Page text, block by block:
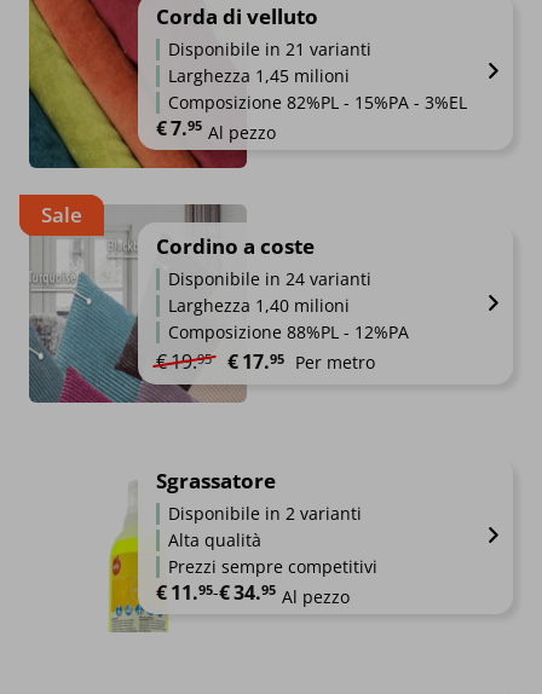
Corda di velluto
Disponibile in 21 varianti
Larghezza 1,45 milioni
Composizione 82%PL - 15%PA - 3%EL
€7.95 Al pezzo
Sale
Cordino a coste
Disponibile in 24 varianti
Larghezza 1,40 milioni
Composizione 88%PL - 12%PA
€19.95 Il prezzo originale era: €19.95.
€17.95 Il prezzo attuale è: €17.95.
Per metro
Sgrassatore
Disponibile in 2 varianti
Alta qualità
Prezzi sempre competitivi
€11.95-€34.95
Fascia di prezzo: da €11.95 a €34.95
Al pezzo